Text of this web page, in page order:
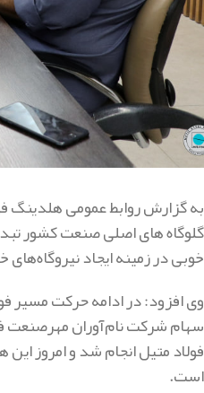
به گزارش روابط عمومی هلدینگ
گلوگاه های اصلی صنعت کشور
خوبی در زمینه ایجاد
وی افزود: در ادامه حرکت مسیر
سهام شرکت نام‌آوران مهرصنعت
فولاد متیل انجام شد و امروز
است.